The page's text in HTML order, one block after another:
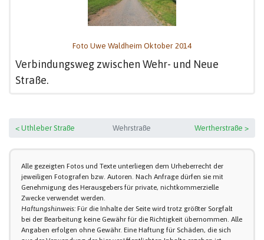
Foto Uwe Waldheim Oktober 2014
Verbindungsweg zwischen Wehr- und Neue
Straße.
< Uthleber Straße Wehrstraße Wertherstraße >
Alle gezeigten Fotos und Texte unterliegen dem Urheberrecht der
jeweiligen Fotografen bzw. Autoren. Nach Anfrage dürfen sie mit
Genehmigung des Herausgebers für private, nichtkommerzielle
Zwecke verwendet werden.
Haftungshinweis: Für die Inhalte der Seite wird trotz größter Sorgfalt
bei der Bearbeitung keine Gewähr für die Richtigkeit übernommen. Alle
Angaben erfolgen ohne Gewähr. Eine Haftung für Schäden, die sich